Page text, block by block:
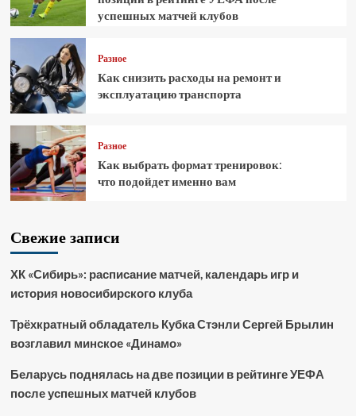
успешных матчей клубов
Разное
Как снизить расходы на ремонт и
эксплуатацию транспорта
Разное
Как выбрать формат тренировок:
что подойдет именно вам
Свежие записи
ХК «Сибирь»: расписание матчей, календарь игр и
история новосибирского клуба
Трёхкратный обладатель Кубка Стэнли Сергей Брылин
возглавил минское «Динамо»
Беларусь поднялась на две позиции в рейтинге УЕФА
после успешных матчей клубов